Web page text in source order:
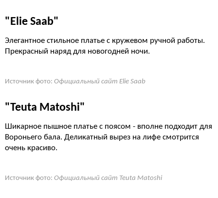
"Elie Saab"
Элегантное стильное платье с кружевом ручной работы.
Прекрасный наряд для новогодней ночи.
Источник фото: Официальный сайт Elie Saab
"Teuta Matoshi"
Шикарное пышное платье с поясом - вполне подходит для
Вороньего бала. Деликатный вырез на лифе смотрится
очень красиво.
Источник фото: Официальный сайт Teuta Matoshi